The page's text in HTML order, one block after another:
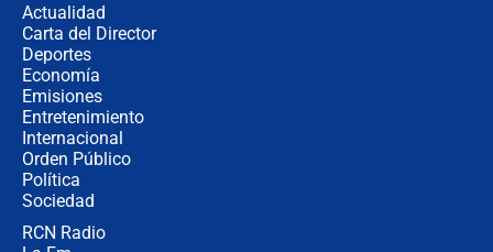
Actualidad
Carta del Director
Deportes
Economía
Emisiones
Entretenimiento
Internacional
Orden Público
Política
Sociedad
RCN Radio